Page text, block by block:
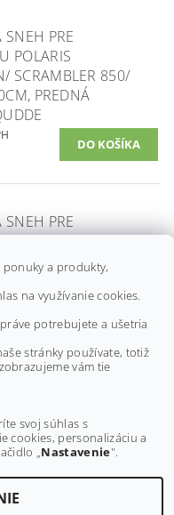
PRE
POLARIS
SCRAMBLER 850/
PREDNÁ
PRE
LINHAI M550,
MONTÁŽ
položke.
a produkty,
na využívanie cookies.
potrebujete a ušetria
stránky používate, totiž
vám tie
svoj súhlas s
cookies, personalizáciu a
„Nastavenie".